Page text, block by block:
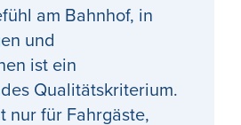
am Bahnhof, in
und
ist ein
Qualitätskriterium.
nur für Fahrgäste,